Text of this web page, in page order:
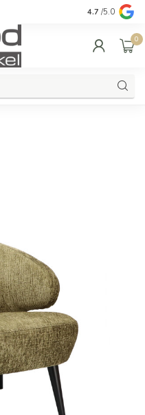
Bij u in de
4.7 /5.0
0